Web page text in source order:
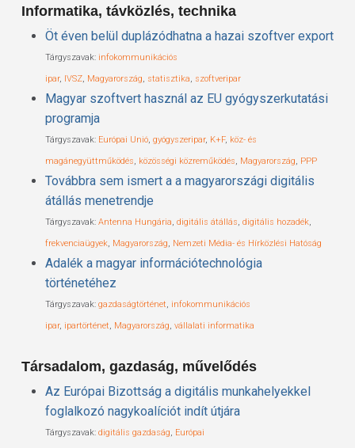
Informatika, távközlés, technika
Öt éven belül duplázódhatna a hazai szoftver export
Tárgyszavak: infokommunikációs
ipar, IVSZ, Magyarország, statisztika, szoftveripar
Magyar szoftvert használ az EU gyógyszerkutatási
programja
Tárgyszavak: Európai Unió, gyógyszeripar, K+F, köz- és
magánegyüttműködés, közösségi közreműködés, Magyarország, PPP
Továbbra sem ismert a a magyarországi digitális
átállás menetrendje
Tárgyszavak: Antenna Hungária, digitális átállás, digitális hozadék,
frekvenciaügyek, Magyarország, Nemzeti Média- és Hírközlési Hatóság
Adalék a magyar információtechnológia
történetéhez
Tárgyszavak: gazdaságtörténet, infokommunikációs
ipar, ipartörténet, Magyarország, vállalati informatika
Társadalom, gazdaság, művelődés
Az Európai Bizottság a digitális munkahelyekkel
foglalkozó nagykoalíciót indít útjára
Tárgyszavak: digitális gazdaság, Európai